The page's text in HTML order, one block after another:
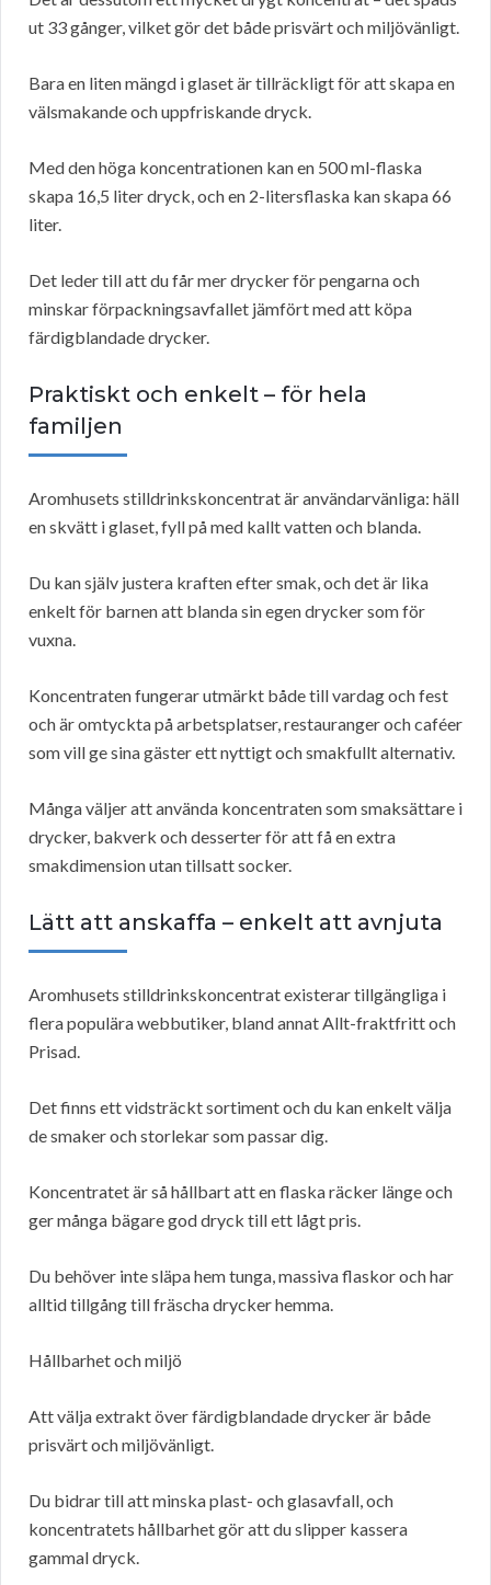
ut 33 gånger, vilket gör det både prisvärt och miljövänligt.
Bara en liten mängd i glaset är tillräckligt för att skapa en
välsmakande och uppfriskande dryck.
Med den höga koncentrationen kan en 500 ml-flaska
skapa 16,5 liter dryck, och en 2-litersflaska kan skapa 66
liter.
Det leder till att du får mer drycker för pengarna och
minskar förpackningsavfallet jämfört med att köpa
färdigblandade drycker.
Praktiskt och enkelt – för hela
familjen
Aromhusets stilldrinkskoncentrat är användarvänliga: häll
en skvätt i glaset, fyll på med kallt vatten och blanda.
Du kan själv justera kraften efter smak, och det är lika
enkelt för barnen att blanda sin egen drycker som för
vuxna.
Koncentraten fungerar utmärkt både till vardag och fest
och är omtyckta på arbetsplatser, restauranger och caféer
som vill ge sina gäster ett nyttigt och smakfullt alternativ.
Många väljer att använda koncentraten som smaksättare i
drycker, bakverk och desserter för att få en extra
smakdimension utan tillsatt socker.
Lätt att anskaffa – enkelt att avnjuta
Aromhusets stilldrinkskoncentrat existerar tillgängliga i
flera populära webbutiker, bland annat Allt-fraktfritt och
Prisad.
Det finns ett vidsträckt sortiment och du kan enkelt välja
de smaker och storlekar som passar dig.
Koncentratet är så hållbart att en flaska räcker länge och
ger många bägare god dryck till ett lågt pris.
Du behöver inte släpa hem tunga, massiva flaskor och har
alltid tillgång till fräscha drycker hemma.
Hållbarhet och miljö
Att välja extrakt över färdigblandade drycker är både
prisvärt och miljövänligt.
Du bidrar till att minska plast- och glasavfall, och
koncentratets hållbarhet gör att du slipper kassera
gammal dryck.